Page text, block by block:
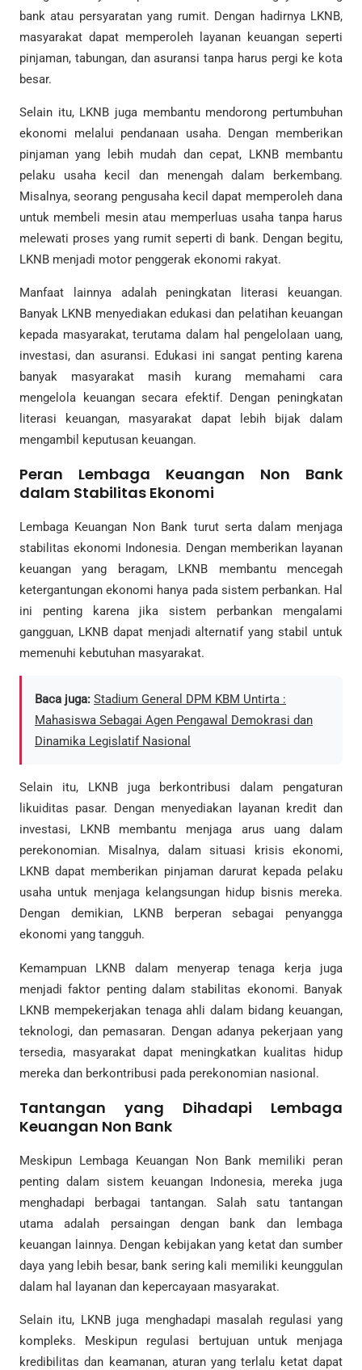
bank atau persyaratan yang rumit. Dengan hadirnya LKNB,
masyarakat dapat memperoleh layanan keuangan seperti
pinjaman, tabungan, dan asuransi tanpa harus pergi ke kota
besar.
Selain itu, LKNB juga membantu mendorong pertumbuhan
ekonomi melalui pendanaan usaha. Dengan memberikan
pinjaman yang lebih mudah dan cepat, LKNB membantu
pelaku usaha kecil dan menengah dalam berkembang.
Misalnya, seorang pengusaha kecil dapat memperoleh dana
untuk membeli mesin atau memperluas usaha tanpa harus
melewati proses yang rumit seperti di bank. Dengan begitu,
LKNB menjadi motor penggerak ekonomi rakyat.
Manfaat lainnya adalah peningkatan literasi keuangan.
Banyak LKNB menyediakan edukasi dan pelatihan keuangan
kepada masyarakat, terutama dalam hal pengelolaan uang,
investasi, dan asuransi. Edukasi ini sangat penting karena
banyak masyarakat masih kurang memahami cara
mengelola keuangan secara efektif. Dengan peningkatan
literasi keuangan, masyarakat dapat lebih bijak dalam
mengambil keputusan keuangan.
Peran Lembaga Keuangan Non Bank
dalam Stabilitas Ekonomi
Lembaga Keuangan Non Bank turut serta dalam menjaga
stabilitas ekonomi Indonesia. Dengan memberikan layanan
keuangan yang beragam, LKNB membantu mencegah
ketergantungan ekonomi hanya pada sistem perbankan. Hal
ini penting karena jika sistem perbankan mengalami
gangguan, LKNB dapat menjadi alternatif yang stabil untuk
memenuhi kebutuhan masyarakat.
Baca juga: Stadium General DPM KBM Untirta :
Mahasiswa Sebagai Agen Pengawal Demokrasi dan
Dinamika Legislatif Nasional
Selain itu, LKNB juga berkontribusi dalam pengaturan
likuiditas pasar. Dengan menyediakan layanan kredit dan
investasi, LKNB membantu menjaga arus uang dalam
perekonomian. Misalnya, dalam situasi krisis ekonomi,
LKNB dapat memberikan pinjaman darurat kepada pelaku
usaha untuk menjaga kelangsungan hidup bisnis mereka.
Dengan demikian, LKNB berperan sebagai penyangga
ekonomi yang tangguh.
Kemampuan LKNB dalam menyerap tenaga kerja juga
menjadi faktor penting dalam stabilitas ekonomi. Banyak
LKNB mempekerjakan tenaga ahli dalam bidang keuangan,
teknologi, dan pemasaran. Dengan adanya pekerjaan yang
tersedia, masyarakat dapat meningkatkan kualitas hidup
mereka dan berkontribusi pada perekonomian nasional.
Tantangan yang Dihadapi Lembaga
Keuangan Non Bank
Meskipun Lembaga Keuangan Non Bank memiliki peran
penting dalam sistem keuangan Indonesia, mereka juga
menghadapi berbagai tantangan. Salah satu tantangan
utama adalah persaingan dengan bank dan lembaga
keuangan lainnya. Dengan kebijakan yang ketat dan sumber
daya yang lebih besar, bank sering kali memiliki keunggulan
dalam hal layanan dan kepercayaan masyarakat.
Selain itu, LKNB juga menghadapi masalah regulasi yang
kompleks. Meskipun regulasi bertujuan untuk menjaga
kredibilitas dan keamanan, aturan yang terlalu ketat dapat